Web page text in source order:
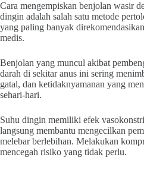
Cara mengempiskan benjolan wasir
dingin adalah salah satu metode
yang paling banyak
medis.
Benjolan yang muncul akibat
darah di sekitar anus ini sering
gatal, dan ketidaknyamanan yang
sehari-hari.
Suhu dingin memiliki efek
langsung membantu mengecilkan
melebar berlebihan. Melakukan
mencegah risiko yang tidak perlu.